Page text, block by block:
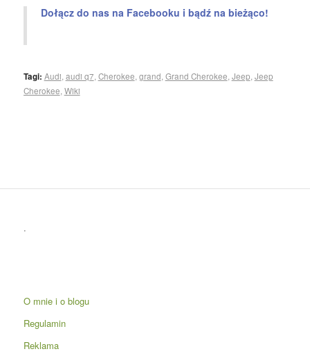
Dołącz do nas na Facebooku i bądź na bieżąco!
Tagi: Audi,audi q7,Cherokee,grand,Grand Cherokee,Jeep,Jeep
Cherokee,Wiki
.
O mnie i o blogu
Regulamin
Reklama